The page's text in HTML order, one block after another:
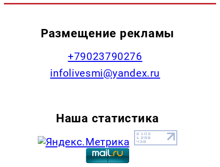
Размещение рекламы
+79023790276
infolivesmi@yandex.ru
Наша статистика